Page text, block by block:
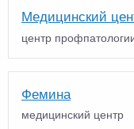
Медицинский
центр
Фемина
медицинский центр